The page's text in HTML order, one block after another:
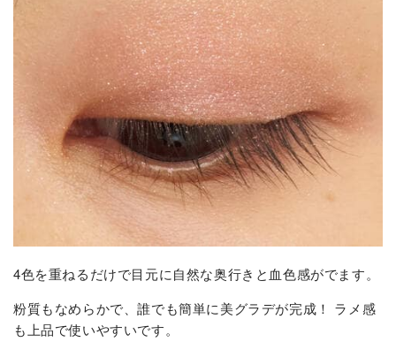
4色を重ねるだけで目元に自然な奥行きと血色感がでます。
粉質もなめらかで、誰でも簡単に美グラデが完成！ ラメ感
も上品で使いやすいです。